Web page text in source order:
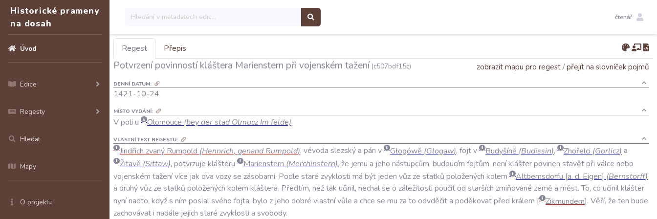
Historické prameny
na dosah
Úvod
Edice
Regesty
Hledat
Mapy
O projektu
čtenář
Regest Přepis
Potvrzení povinností kláštera Marienstern při vojenském tažení (c507bdf15c) zobrazit mapu pro regest/přejít na slovníček pojmů
DENNÍ DATUM:
1421-10-24
MÍSTO VYDÁNÍ:
V poli u Olomouce (bey der stad Olmucz Im felde)
VLASTNÍ TEXT REGESTU:
Jindřich zvaný Rumpold (Hennrich, genand Rumpold), vévoda slezskýa pán v Głogówě (Glogaw), fojtv Budyšíně (Budissin), Zhořelci (Gorlicz) a
Žitavě (Sittaw), potvrzuje klášteru Marienstern (Merchinstern), že jemu a jeho nástupcům, budoucím fojtům, neníklášterpovinen stavětpři válce nebo
vojenském taženívíce jak dva vozyse zásobami. Podle staré zvyklosti má být jeden vůz ze statků položených kolem Altbernsdorfu a. d. Eigen (Bernstorff)
a druhývůz ze statků položených kolem kláštera. Předtím, nežtak učinil, nechalse o záležitosti poučitod starších zmiňované země a měst.To, co učinilklášter
nynínadto, kdyžs ním poslalsvého fojta, bylo z jeho dobré vlastnívůle a chce se mu za to odvděčita poděkovatpřed králem Zikmundem . Věří, že ten bude
zachovávati nadále jejich staré zvyklosti a svobody.